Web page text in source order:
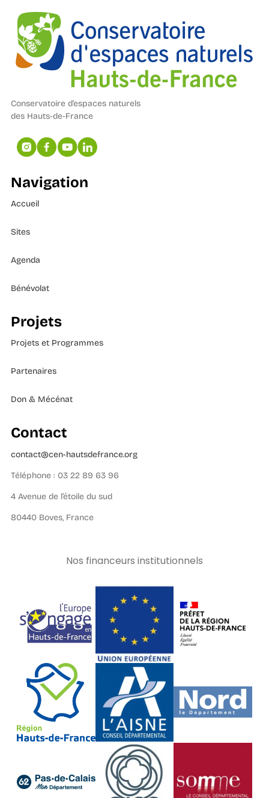
Conservatoire d’espaces naturels
des Hauts-de-France
Navigation
Accueil
Sites
Agenda
Bénévolat
Projets
Projets et Programmes
Partenaires
Don & Mécénat
Contact
contact@cen-hautsdefrance.org
Téléphone : 03 22 89 63 96
4 Avenue de l’étoile du sud
80440 Boves, France
Nos financeurs institutionnels